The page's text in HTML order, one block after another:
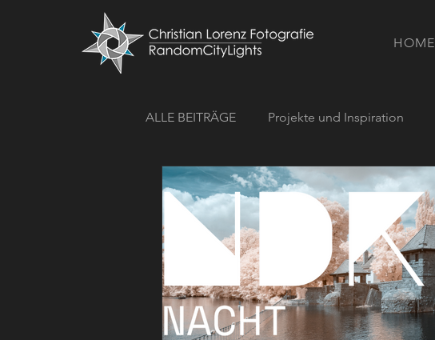
HOME
ALLE BEITRÄGE Projekte und Inspiration
52-Wochen-Projekt